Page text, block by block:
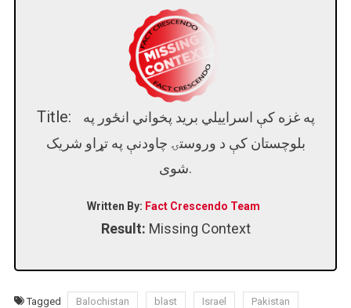
Title:
په غزه کې اسراییلي بريد پخواني انځور په
بلوچستان کې د وروستۍ چاودنې په تړاو شریک
شوی.
Written By: Fact Crescendo Team
Result: Missing Context
Tagged Balochistan blast Israel
Pakistan